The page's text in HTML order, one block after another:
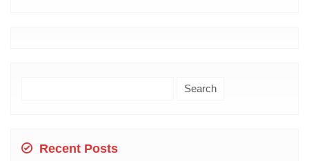
Recent Posts